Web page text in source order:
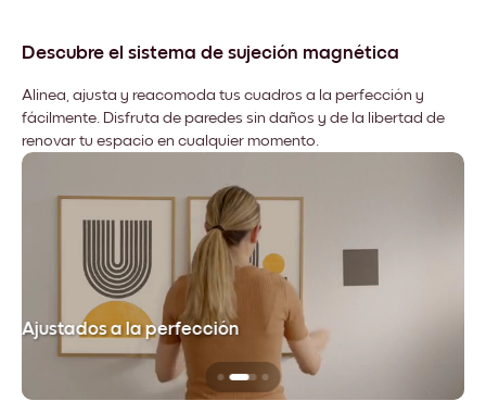
Descubre el sistema de sujeción magnética
Alinea, ajusta y reacomoda tus cuadros a la perfección y
fácilmente. Disfruta de paredes sin daños y de la libertad de
renovar tu espacio en cualquier momento.
Ajustados a la perfección